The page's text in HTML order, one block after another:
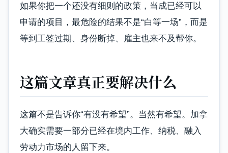
如果你把一个还没有细则的政策，当成已经可以
申请的项目，最危险的结果不是“白等一场”，而是
等到工签过期、身份断掉、雇主也来不及帮你。
这篇文章真正要解决什么
这篇不是告诉你“有没有希望”。当然有希望。加拿
大确实需要一部分已经在境内工作、纳税、融入
劳动力市场的人留下来。